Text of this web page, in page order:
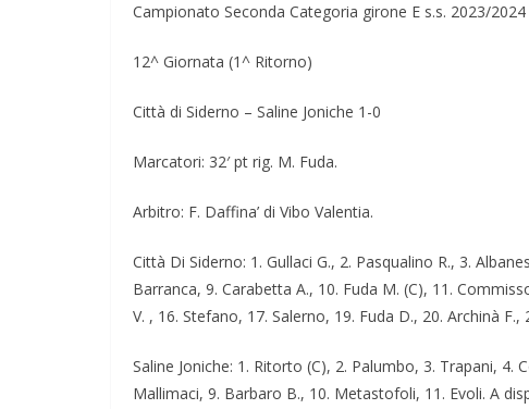
Campionato Seconda Categoria girone E s.s. 2023/2024
12^ Giornata (1^ Ritorno)
Città di Siderno – Saline Joniche 1-0
Marcatori: 32′ pt rig. M. Fuda.
Arbitro: F. Daffina’ di Vibo Valentia.
Città Di Siderno: 1. Gullaci G., 2. Pasqualino R., 3.
Barranca, 9. Carabetta A., 10. Fuda M. (C), 11.
V. , 16. Stefano, 17. Salerno, 19. Fuda D., 20. Archinà
Saline Joniche: 1. Ritorto (C), 2. Palumbo, 3. Trapani, 4.
Mallimaci, 9. Barbaro B., 10. Metastofoli, 11. Evoli. A